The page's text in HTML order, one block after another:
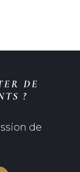
DE
?
de